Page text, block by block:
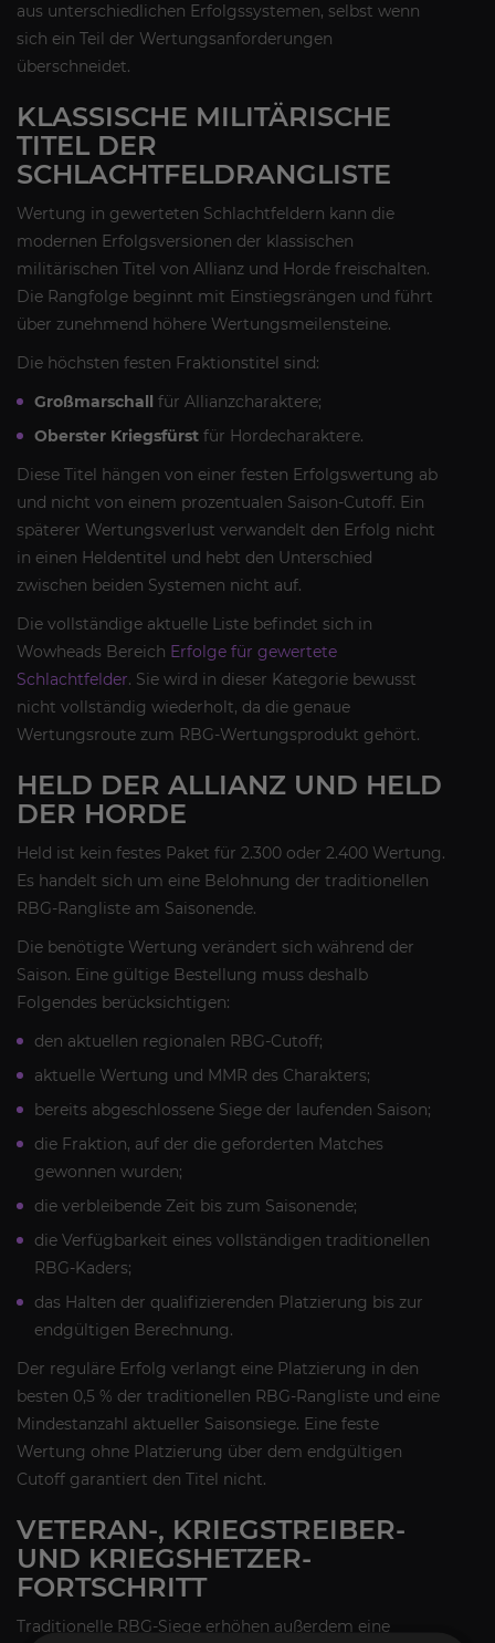
aus unterschiedlichen Erfolgssystemen, selbst wenn
sich ein Teil der Wertungsanforderungen
überschneidet.
KLASSISCHE MILITÄRISCHE
TITEL DER
SCHLACHTFELDRANGLISTE
Wertung in gewerteten Schlachtfeldern kann die
modernen Erfolgsversionen der klassischen
militärischen Titel von Allianz und Horde freischalten.
Die Rangfolge beginnt mit Einstiegsrängen und führt
über zunehmend höhere Wertungsmeilensteine.
Die höchsten festen Fraktionstitel sind:
Großmarschall für Allianzcharaktere;
Oberster Kriegsfürst für Hordecharaktere.
Diese Titel hängen von einer festen Erfolgswertung ab
und nicht von einem prozentualen Saison-Cutoff. Ein
späterer Wertungsverlust verwandelt den Erfolg nicht
in einen Heldentitel und hebt den Unterschied
zwischen beiden Systemen nicht auf.
Die vollständige aktuelle Liste befindet sich in
Wowheads Bereich Erfolge für gewertete
Schlachtfelder. Sie wird in dieser Kategorie bewusst
nicht vollständig wiederholt, da die genaue
Wertungsroute zum RBG-Wertungsprodukt gehört.
HELD DER ALLIANZ UND HELD
DER HORDE
Held ist kein festes Paket für 2.300 oder 2.400 Wertung.
Es handelt sich um eine Belohnung der traditionellen
RBG-Rangliste am Saisonende.
Die benötigte Wertung verändert sich während der
Saison. Eine gültige Bestellung muss deshalb
Folgendes berücksichtigen:
den aktuellen regionalen RBG-Cutoff;
aktuelle Wertung und MMR des Charakters;
bereits abgeschlossene Siege der laufenden Saison;
die Fraktion, auf der die geforderten Matches
gewonnen wurden;
die verbleibende Zeit bis zum Saisonende;
die Verfügbarkeit eines vollständigen traditionellen
RBG-Kaders;
das Halten der qualifizierenden Platzierung bis zur
endgültigen Berechnung.
Der reguläre Erfolg verlangt eine Platzierung in den
besten 0,5 % der traditionellen RBG-Rangliste und eine
Mindestanzahl aktueller Saisonsiege. Eine feste
Wertung ohne Platzierung über dem endgültigen
Cutoff garantiert den Titel nicht.
VETERAN-, KRIEGSTREIBER-
UND KRIEGSHETZER-
FORTSCHRITT
Traditionelle RBG-Siege erhöhen außerdem eine